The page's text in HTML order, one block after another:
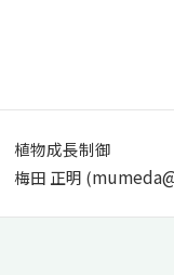
植物成長制御
梅田 正明 (